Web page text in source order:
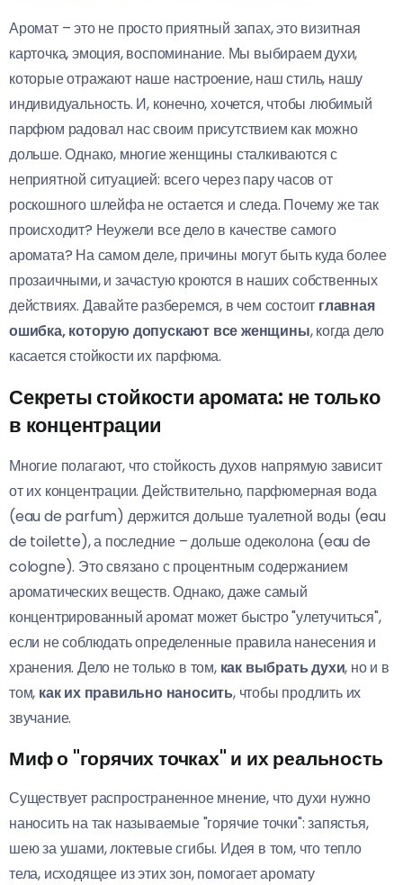
Аромат – это не просто приятный запах, это визитная
карточка, эмоция, воспоминание. Мы выбираем духи,
которые отражают наше настроение, наш стиль, нашу
индивидуальность. И, конечно, хочется, чтобы любимый
парфюм радовал нас своим присутствием как можно
дольше. Однако, многие женщины сталкиваются с
неприятной ситуацией: всего через пару часов от
роскошного шлейфа не остается и следа. Почему же так
происходит? Неужели все дело в качестве самого
аромата? На самом деле, причины могут быть куда более
прозаичными, и зачастую кроются в наших собственных
действиях. Давайте разберемся, в чем состоит главная
ошибка, которую допускают все женщины, когда дело
касается стойкости их парфюма.
Секреты стойкости аромата: не только
в концентрации
Многие полагают, что стойкость духов напрямую зависит
от их концентрации. Действительно, парфюмерная вода
(eau de parfum) держится дольше туалетной воды (eau
de toilette), а последние – дольше одеколона (eau de
cologne). Это связано с процентным содержанием
ароматических веществ. Однако, даже самый
концентрированный аромат может быстро "улетучиться",
если не соблюдать определенные правила нанесения и
хранения. Дело не только в том, как выбрать духи, но и в
том, как их правильно наносить, чтобы продлить их
звучание.
Миф о "горячих точках" и их реальность
Существует распространенное мнение, что духи нужно
наносить на так называемые "горячие точки": запястья,
шею за ушами, локтевые сгибы. Идея в том, что тепло
тела, исходящее из этих зон, помогает аромату